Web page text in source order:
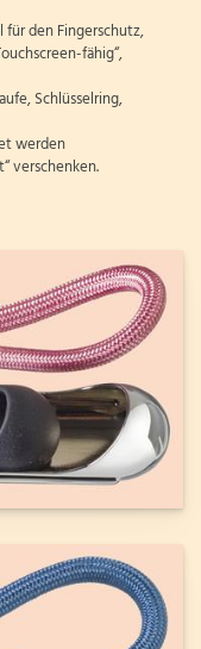
den Fingerschutz,
fähig“,
Schlüsselring,
werden
verschenken.